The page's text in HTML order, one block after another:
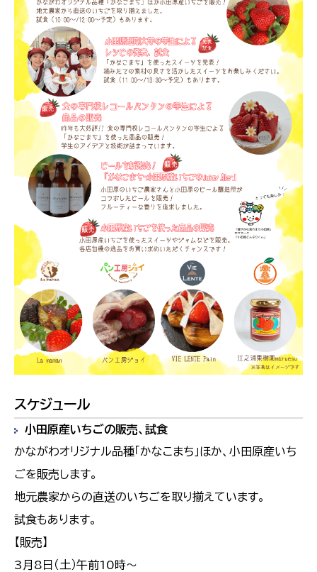
スケジュール
小田原産いちごの販売、試食
かながわオリジナル品種「かなこまち」ほか、小田原産いち
ごを販売します。
地元農家からの直送のいちごを取り揃えています。
試食もあります。
【販売】
3月8日（土）午前10時～